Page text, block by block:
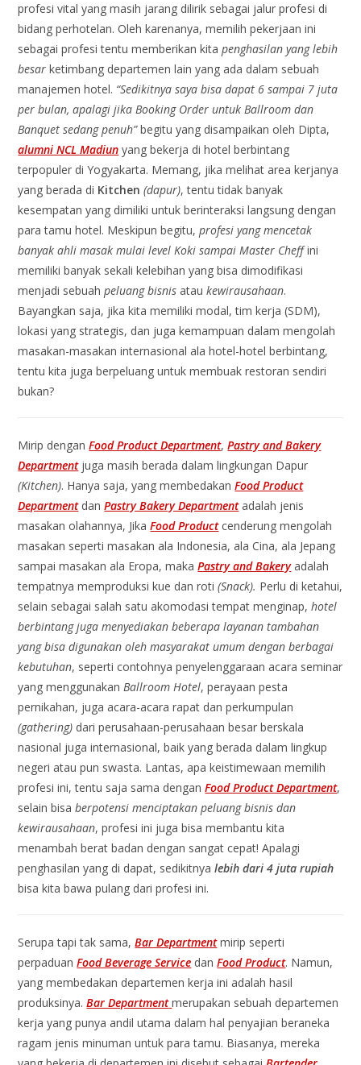
profesi vital yang masih jarang dilirik sebagai jalur profesi di
bidang perhotelan. Oleh karenanya, memilih pekerjaan ini
sebagai profesi tentu memberikan kitapenghasilan yang lebih
besar ketimbang departemen lain yang ada dalam sebuah
manajemen hotel. “Sedikitnya saya bisa dapat 6 sampai 7 juta
per bulan, apalagi jika Booking Order untuk Ballroom dan
Banquet sedang penuh”begitu yang disampaikan oleh Dipta,
alumni NCL Madiun yang bekerja di hotel berbintang
terpopuler di Yogyakarta. Memang, jika melihat area kerjanya
yang berada di Kitchen (dapur), tentu tidak banyak
kesempatan yang dimiliki untuk berinteraksi langsung dengan
para tamu hotel. Meskipun begitu,profesi yang mencetak
banyak ahli masak mulai level Koki sampai Master Cheffini
memiliki banyak sekali kelebihan yang bisa dimodifikasi
menjadi sebuahpeluang bisnis ataukewirausahaan.
Bayangkan saja, jika kita memiliki modal, tim kerja (SDM),
lokasi yang strategis, dan juga kemampuan dalam mengolah
masakan-masakan internasional ala hotel-hotel berbintang,
tentu kita juga berpeluang untuk membuak restoran sendiri
bukan?
Mirip denganFood Product Department,Pastry and Bakery
Departmentjuga masih berada dalam lingkungan Dapur
(Kitchen). Hanya saja, yang membedakanFood Product
DepartmentdanPastry Bakery Departmentadalah jenis
masakan olahannya, JikaFood Productcenderung mengolah
masakan seperti masakan ala Indonesia, ala Cina, ala Jepang
sampai masakan ala Eropa, makaPastry and Bakeryadalah
tempatnya memproduksi kue dan roti(Snack). Perlu di ketahui,
selain sebagai salah satu akomodasi tempat menginap,hotel
berbintang juga menyediakan beberapa layanan tambahan
yang bisa digunakan oleh masyarakat umum dengan berbagai
kebutuhan, seperti contohnya penyelenggaraan acara seminar
yang menggunakanBallroom Hotel, perayaan pesta
pernikahan, juga acara-acara rapat dan perkumpulan
(gathering) dari perusahaan-perusahaan besar berskala
nasional juga internasional, baik yang berada dalam lingkup
negeri atau pun swasta. Lantas, apa keistimewaan memilih
profesi ini, tentu saja sama denganFood Product Department,
selain bisaberpotensi menciptakan peluang bisnis dan
kewirausahaan, profesi ini juga bisa membantu kita
menambah berat badan dengan sangat cepat! Apalagi
penghasilan yang di dapat, sedikitnya lebih dari 4 juta rupiah
bisa kita bawa pulang dari profesi ini.
Serupa tapi tak sama,Bar Departmentmirip seperti
perpaduanFood Beverage Service danFood Product. Namun,
yang membedakan departemen kerja ini adalah hasil
produksinya.Bar Department merupakan sebuah departemen
kerja yang punya andil utama dalam hal penyajian beraneka
ragam jenis minuman untuk para tamu. Biasanya, mereka